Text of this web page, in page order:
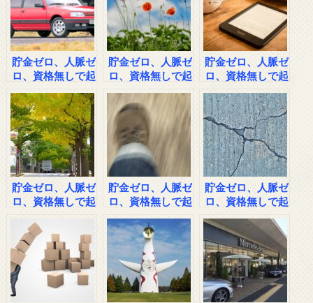
貯金ゼロ、人脈ゼ
ロ、資格無しで起
３
貯金ゼロ、人脈ゼ
ロ、資格無しで起
１
貯金ゼロ、人脈ゼ
ロ、資格無しで起
２
貯金ゼロ、人脈ゼ
ロ、資格無しで起
貯金ゼロ、人脈ゼ
ロ、資格無しで起
５
貯金ゼロ、人脈ゼ
ロ、資格無しで起
６